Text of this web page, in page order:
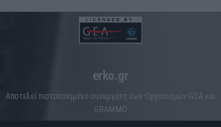
erko.gr
Aποτελεί πιστοποιημένο συνεργάτη των Οργανισμών GEA και
GRAMMO